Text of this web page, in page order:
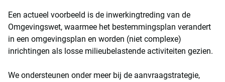
Een actueel voorbeeld is de inwerkingtreding van de
Omgevingswet, waarmee het bestemmingsplan verandert
in een omgevingsplan en worden (niet complexe)
inrichtingen als losse milieubelastende activiteiten gezien.
We ondersteunen onder meer bij de aanvraagstrategie,